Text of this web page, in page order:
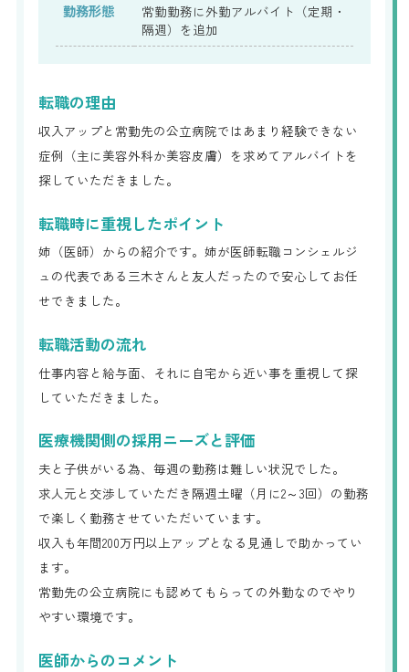
勤務形態
常勤勤務に外勤アルバイト（定期・
隔週）を追加
転職の理由
収入アップと常勤先の公立病院ではあまり経験できない
症例（主に美容外科か美容皮膚）を求めてアルバイトを
探していただきました。
転職時に重視したポイント
姉（医師）からの紹介です。姉が医師転職コンシェルジ
ュの代表である三木さんと友人だったので安心してお任
せできました。
転職活動の流れ
仕事内容と給与面、それに自宅から近い事を重視して探
していただきました。
医療機関側の採用ニーズと評価
夫と子供がいる為、毎週の勤務は難しい状況でした。
求人元と交渉していただき隔週土曜（月に2～3回）の勤務
で楽しく勤務させていただいています。
収入も年間200万円以上アップとなる見通しで助かってい
ます。
常勤先の公立病院にも認めてもらっての外勤なのでやり
やすい環境です。
医師からのコメント